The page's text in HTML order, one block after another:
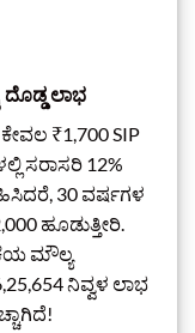
ದೊಡ್ಡ ಲಾಭ
₹1,700 SIP
ಸರಾಸರಿ 12%
30 ವರ್ಷಗಳ
ಹೂಡುತ್ತೀರಿ.
ಮೌಲ್ಯ
ನಿವ್ವಳ ಲಾಭ